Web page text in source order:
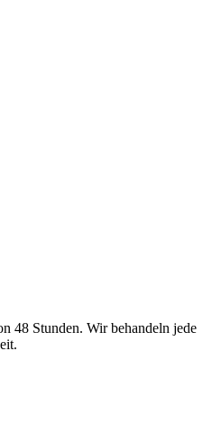
48 Stunden. Wir behandeln jede